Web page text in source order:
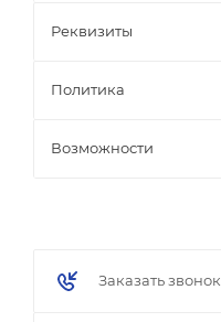
Реквизиты
Политика
Возможности
Заказать звонок